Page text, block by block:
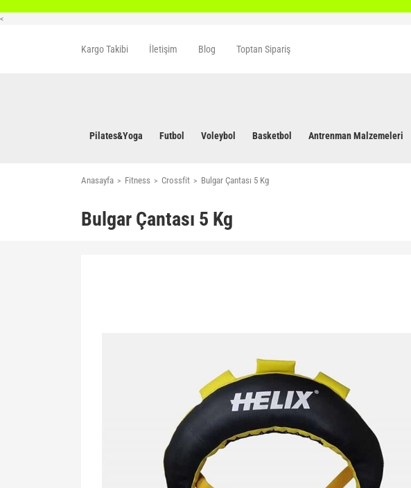
<
Kargo Takibi İletişim Blog Toptan Sipariş
Pilates&Yoga Futbol Voleybol Basketbol Antrenman Malzemeleri
Anasayfa Fitness Crossfit Bulgar Çantası 5 Kg
Bulgar Çantası 5 Kg